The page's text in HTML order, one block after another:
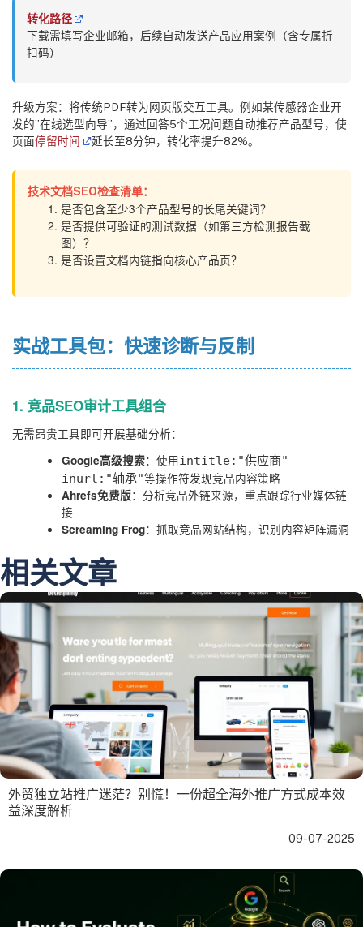
转化路径
下载需填写企业邮箱，后续自动发送产品应用案例（含专属折
扣码）
升级方案：将传统PDF转为网页版交互工具。例如某传感器企业开
发的”在线选型向导”，通过回答5个工况问题自动推荐产品型号，使
页面停留时间 延长至8分钟，转化率提升82%。
技术文档SEO检查清单：
是否包含至少3个产品型号的长尾关键词？
是否提供可验证的测试数据（如第三方检测报告截
图）？
是否设置文档内链指向核心产品页？
实战工具包：快速诊断与反制
1. 竞品SEO审计工具组合
无需昂贵工具即可开展基础分析：
Google高级搜索：使用intitle:"供应商"
inurl:"轴承"等操作符发现竞品内容策略
Ahrefs免费版：分析竞品外链来源，重点跟踪行业媒体链
接
Screaming Frog：抓取竞品网站结构，识别内容矩阵漏洞
相关文章
外贸独立站推广迷茫？别慌！一份超全海外推广方式成本效
益深度解析
09-07-2025